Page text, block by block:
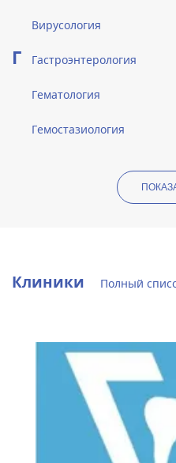
Вирусология
Г Гастроэнтерология
Гематология
Гемостазиология
Клиники Полный